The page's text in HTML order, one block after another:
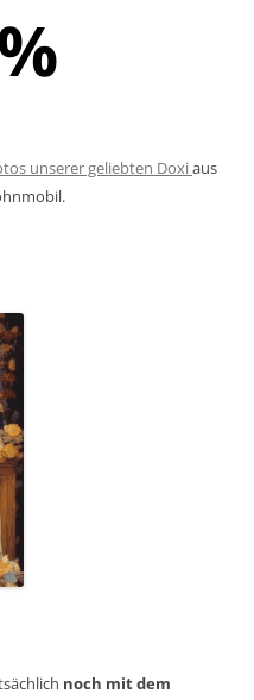
unserer geliebten Doxiaus
noch mit dem